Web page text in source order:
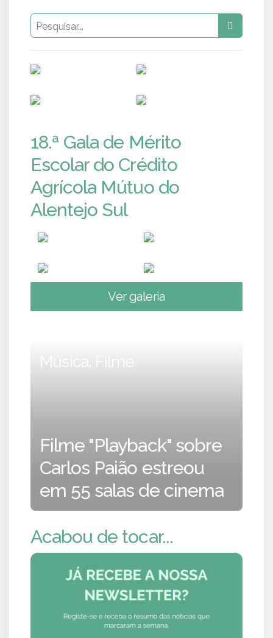
18.ª Gala de Mérito
Escolar do Crédito
Agrícola Mútuo do
Alentejo Sul
Ver galeria
Música, Filme
Filme "Playback" sobre
Carlos Paião estreou
em 55 salas de cinema
Acabou de tocar...